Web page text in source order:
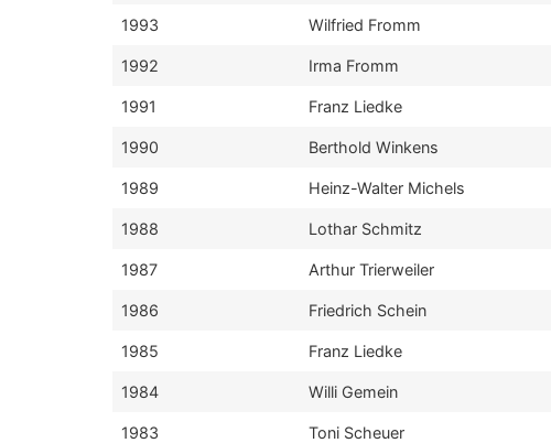
1993 Wilfried Fromm
1992 Irma Fromm
1991 Franz Liedke
1990 Berthold Winkens
1989 Heinz-Walter Michels
1988 Lothar Schmitz
1987 Arthur Trierweiler
1986 Friedrich Schein
1985 Franz Liedke
1984 Willi Gemein
1983 Toni Scheuer